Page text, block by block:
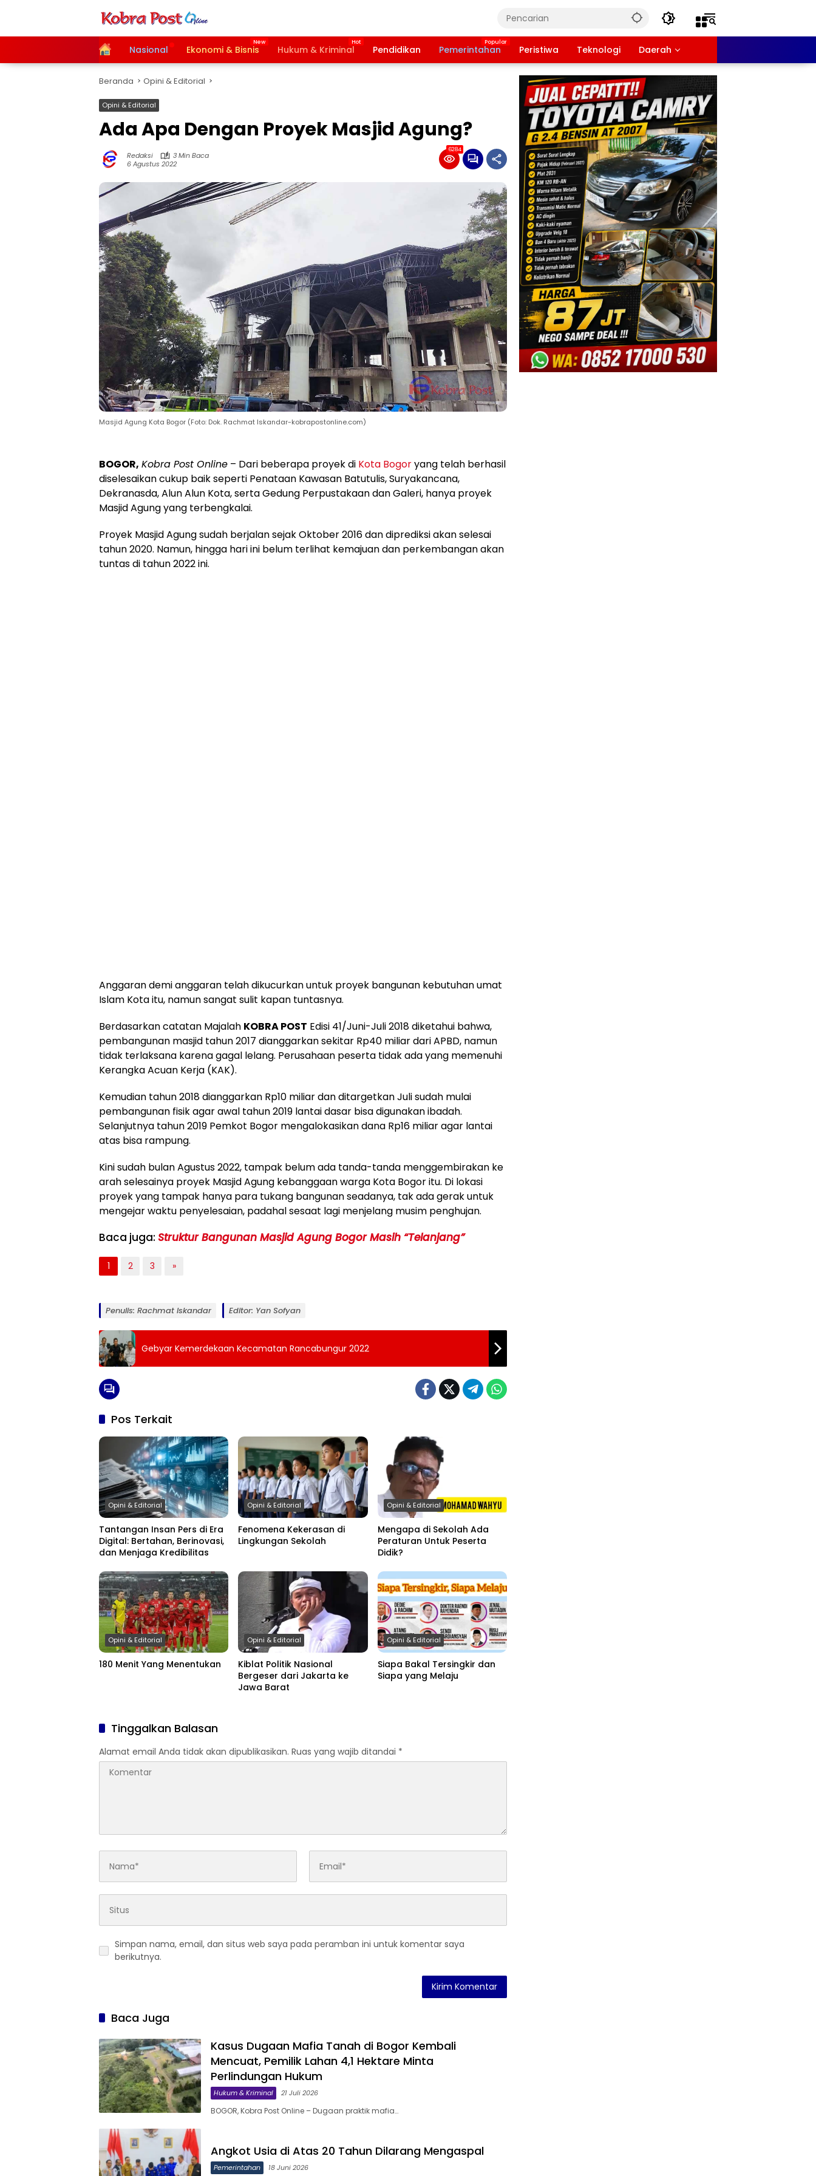
HomeNasional Ekonomi & Bisnis Hukum & Kriminal Pendidikan Pemerintahan Peristiwa Teknologi Daerah
Beranda Opini & Editorial
Opini & Editorial
Ada Apa Dengan Proyek Masjid Agung?
Redaksi
3 Min Baca
6 Agustus 2022
6284
Masjid Agung Kota Bogor (Foto: Dok. Rachmat Iskandar-kobrapostonline.com)
BOGOR, Kobra Post Online – Dari beberapa proyek di Kota Bogoryang telah berhasil
diselesaikan cukup baik seperti Penataan Kawasan Batutulis, Suryakancana,
Dekranasda, Alun Alun Kota, serta Gedung Perpustakaan dan Galeri, hanya proyek
Masjid Agung yang terbengkalai.
Proyek Masjid Agung sudah berjalan sejak Oktober 2016 dan diprediksi akan selesai
tahun 2020. Namun, hingga hari ini belum terlihat kemajuan dan perkembangan akan
tuntas di tahun 2022 ini.
Anggaran demi anggaran telah dikucurkan untuk proyek bangunan kebutuhan umat
Islam Kota itu, namun sangat sulit kapan tuntasnya.
Berdasarkan catatan Majalah KOBRA POST Edisi 41/Juni-Juli 2018 diketahui bahwa,
pembangunan masjid tahun 2017 dianggarkan sekitar Rp40 miliar dari APBD, namun
tidak terlaksana karena gagal lelang. Perusahaan peserta tidak ada yang memenuhi
Kerangka Acuan Kerja (KAK).
Kemudian tahun 2018 dianggarkan Rp10 miliar dan ditargetkan Juli sudah mulai
pembangunan fisik agar awal tahun 2019 lantai dasar bisa digunakan ibadah.
Selanjutnya tahun 2019 Pemkot Bogor mengalokasikan dana Rp16 miliar agar lantai
atas bisa rampung.
Kini sudah bulan Agustus 2022, tampak belum ada tanda-tanda menggembirakan ke
arah selesainya proyek Masjid Agung kebanggaan warga Kota Bogor itu. Di lokasi
proyek yang tampak hanya para tukang bangunan seadanya, tak ada gerak untuk
mengejar waktu penyelesaian, padahal sesaat lagi menjelang musim penghujan.
Baca juga: Struktur Bangunan Masjid Agung Bogor Masih “Telanjang”
1 2 3 »
Penulis: Rachmat Iskandar Editor: Yan Sofyan
Gebyar Kemerdekaan Kecamatan Rancabungur 2022
Pos Terkait
Opini & Editorial
Tantangan Insan Pers di Era
Digital: Bertahan, Berinovasi,
dan Menjaga Kredibilitas
Opini & Editorial
Fenomena Kekerasan di
Lingkungan Sekolah
Opini & Editorial
Mengapa di Sekolah Ada
Peraturan Untuk Peserta
Didik?
Opini & Editorial
180 Menit Yang Menentukan
Opini & Editorial
Kiblat Politik Nasional
Bergeser dari Jakarta ke
Jawa Barat
Opini & Editorial
Siapa Bakal Tersingkir dan
Siapa yang Melaju
Tinggalkan Balasan
Alamat email Anda tidak akan dipublikasikan. Ruas yang wajib ditandai *
Simpan nama, email, dan situs web saya pada peramban ini untuk komentar saya
berikutnya.
Baca Juga
Kasus Dugaan Mafia Tanah di Bogor Kembali
Mencuat, Pemilik Lahan 4,1 Hektare Minta
Perlindungan Hukum
Hukum & Kriminal 21 Juli 2026
BOGOR, Kobra Post Online – Dugaan praktik mafia…
Angkot Usia di Atas 20 Tahun Dilarang Mengaspal
Pemerintahan 18 Juni 2026